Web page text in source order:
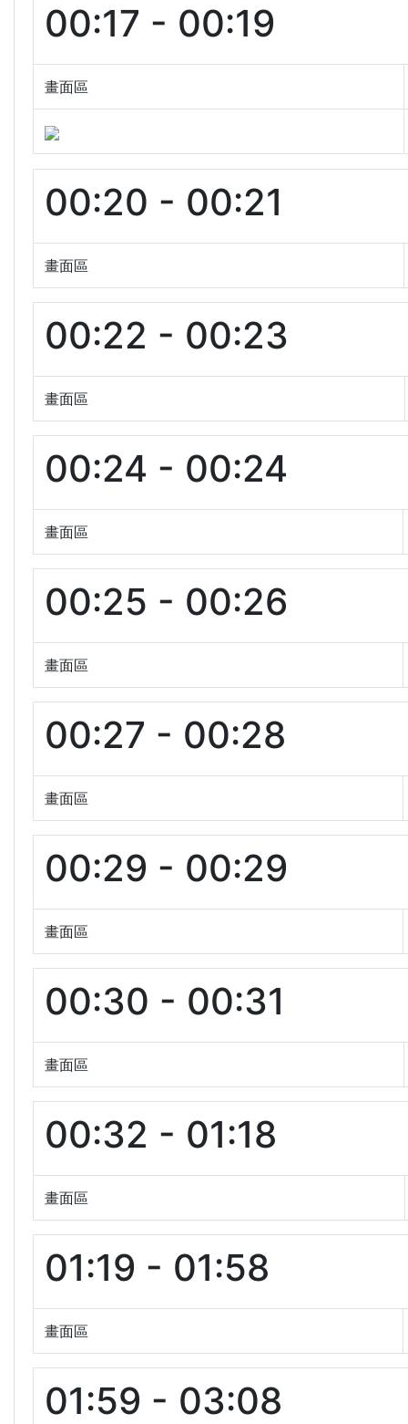
00:17 - 00:19
畫面區
00:20 - 00:21
畫面區
00:22 - 00:23
畫面區
00:24 - 00:24
畫面區
00:25 - 00:26
畫面區
00:27 - 00:28
畫面區
00:29 - 00:29
畫面區
00:30 - 00:31
畫面區
00:32 - 01:18
畫面區
01:19 - 01:58
畫面區
01:59 - 03:08